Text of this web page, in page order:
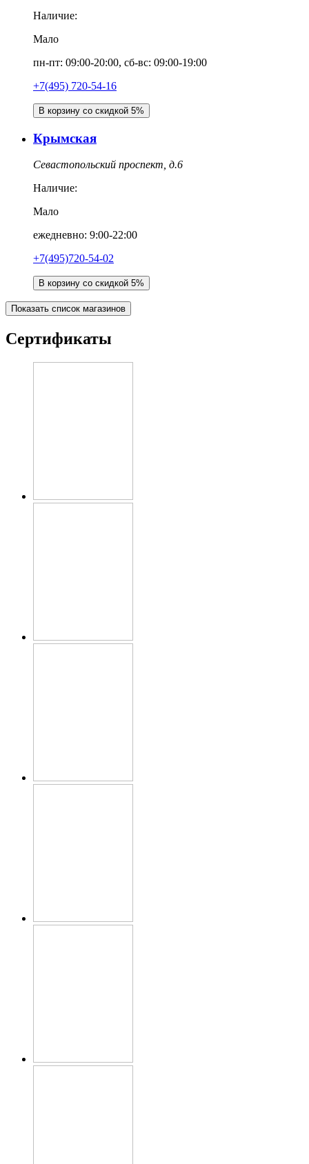
Наличие:
Мало
пн-пт: 09:00-20:00, сб-вс: 09:00-19:00
+7(495) 720-54-16
В корзину со скидкой 5%
Крымская
Севастопольский проспект, д.6
Наличие:
Мало
ежедневно: 9:00-22:00
+7(495)720-54-02
В корзину со скидкой 5%
Показать список магазинов
Сертификаты